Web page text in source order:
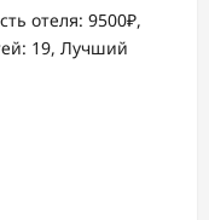
отеля: 9500₽,
19, Лучший